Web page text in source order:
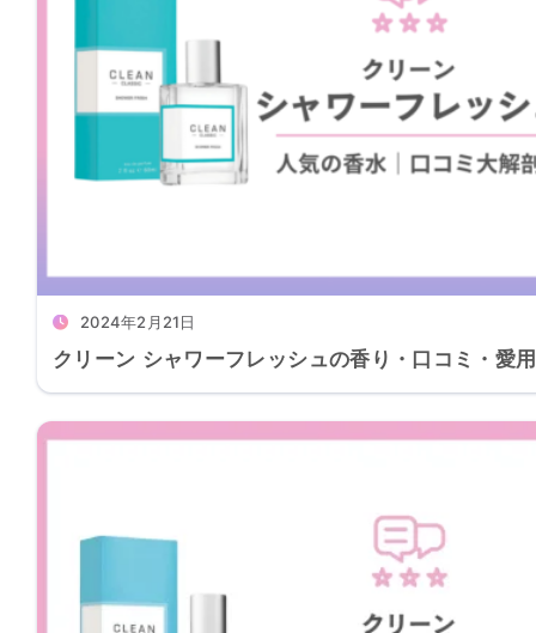
2024年2月21日
クリーン シャワーフレッシュの香り・口コミ・愛